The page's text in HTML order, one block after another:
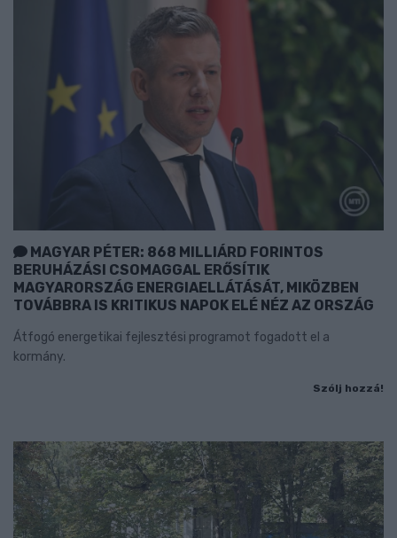
MAGYAR PÉTER: 868 MILLIÁRD FORINTOS
BERUHÁZÁSI CSOMAGGAL ERŐSÍTIK
MAGYARORSZÁG ENERGIAELLÁTÁSÁT, MIKÖZBEN
TOVÁBBRA IS KRITIKUS NAPOK ELÉ NÉZ AZ ORSZÁG
Átfogó energetikai fejlesztési programot fogadott el a
kormány.
Szólj hozzá!